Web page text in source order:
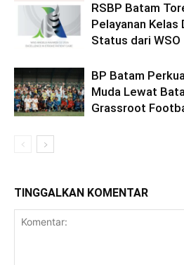
RSBP Batam
Pelayanan Kelas
Status dari WSO
BP Batam
Muda Lewat
Grassroot
TINGGALKAN KOMENTAR